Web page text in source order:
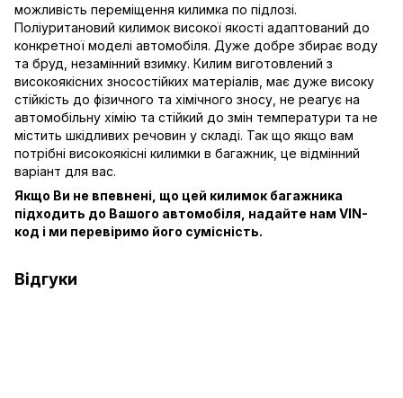
можливість переміщення килимка по підлозі.
Поліуритановий килимок високої якості адаптований до
конкретної моделі автомобіля. Дуже добре збирає воду
та бруд, незамінний взимку. Килим виготовлений з
високоякісних зносостійких матеріалів, має дуже високу
стійкість до фізичного та хімічного зносу, не реагує на
автомобільну хімію та стійкий до змін температури та не
містить шкідливих речовин у складі. Так що якщо вам
потрібні високоякісні килимки в багажник, це відмінний
варіант для вас.
Якщо Ви не впевнені, що цей килимок багажника
підходить до Вашого автомобіля, надайте нам VIN-
код і ми перевіримо його сумісність.
Відгуки